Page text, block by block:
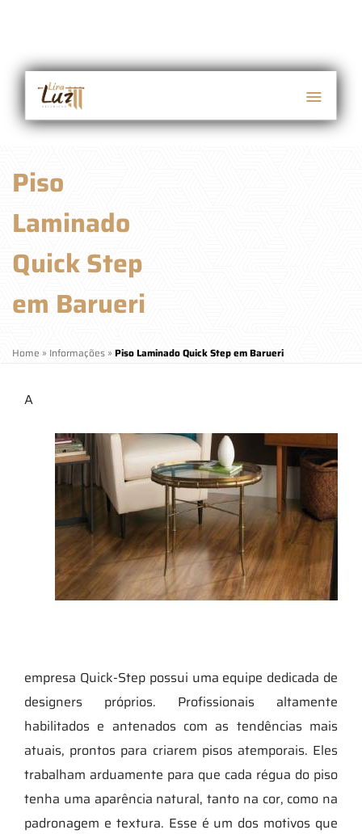
Piso
Laminado
Quick Step
em Barueri
Home » Informações » Piso Laminado Quick Step em Barueri
A
empresa Quick-Step possui uma equipe dedicada de
designers próprios. Profissionais altamente
habilitados e antenados com as tendências mais
atuais, prontos para criarem pisos atemporais. Eles
trabalham arduamente para que cada régua do piso
tenha uma aparência natural, tanto na cor, como na
padronagem e textura. Esse é um dos motivos que